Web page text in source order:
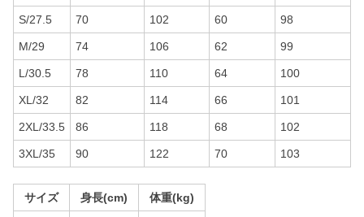
S/27.5 70 102 60 98
M/29 74 106 62 99
L/30.5 78 110 64 100
XL/32 82 114 66 101
2XL/33.5 86 118 68 102
3XL/35 90 122 70 103
サイズ 身長(cm) 体重(kg)